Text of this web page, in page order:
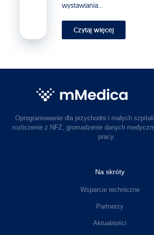
wystawiania...
Czytaj więcej
Oprogramowanie dla przychodni i małych
rozliczenie z NFZ, gromadzenie danych
pracy.
Na skróty
Wsparcie techniczne
Partnerzy
Aktualności